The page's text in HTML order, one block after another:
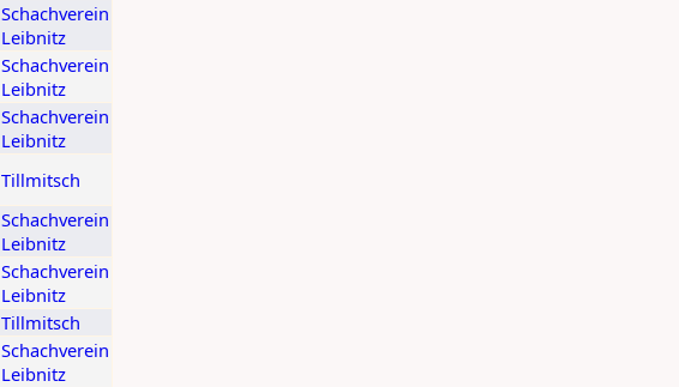
Schachverein
Leibnitz
Schachverein
Leibnitz
Schachverein
Leibnitz
Tillmitsch
Schachverein
Leibnitz
Schachverein
Leibnitz
Tillmitsch
Schachverein
Leibnitz